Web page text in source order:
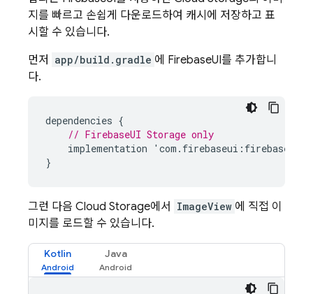
지를 빠르고 손쉽게 다운로드하여 캐시에 저장하고 표
시할 수 있습니다.
먼저
app/build.gradle 에 FirebaseUI를 추가합니
다.
dependencies {
// FirebaseUI Storage only
implementation
' com . firebaseui : firebase
}
그런 다음 Cloud Storage에서 ImageView 에 직접 이
미지를 로드할 수 있습니다.
Kotlin Java